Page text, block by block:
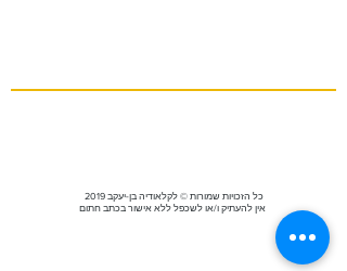
2019 כל הזכויות שמורות © לקלאודיה בן-יעקב